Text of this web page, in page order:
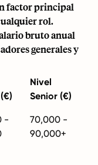
factor principal
rol.
bruto anual
generales y
Nivel
Senior (€)
-
70,000 -
90,000+